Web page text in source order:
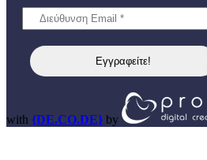
with {DE.CO.DE} by